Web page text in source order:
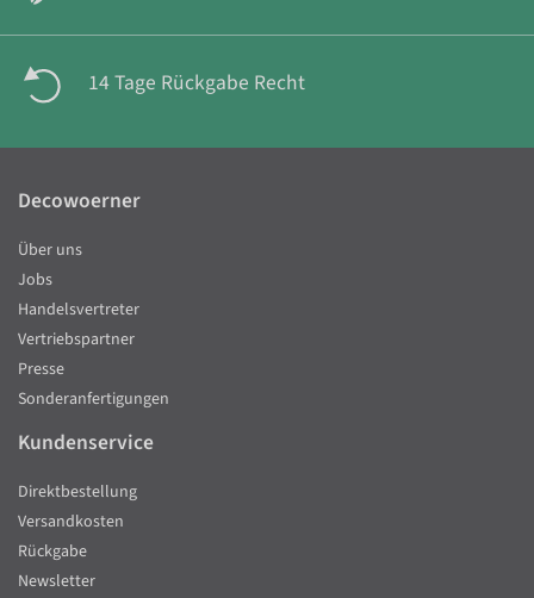
14 Tage Rückgabe Recht
Decowoerner
Über uns
Jobs
Handelsvertreter
Vertriebspartner
Presse
Sonderanfertigungen
Kundenservice
Direktbestellung
Versandkosten
Rückgabe
Newsletter